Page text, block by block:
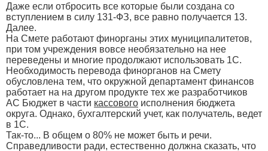
Даже если отбросить все которые были создана со
вступлением в силу 131-ФЗ, все равно получается 13.
Далее.
На Смете работают финорганы этих муниципалитетов,
при том учреждения вовсе необязательно на нее
переведены и многие продолжают использовать 1С.
Необходимость перевода финорганов на Смету
обусловлена тем, что окружной департамент финансов
работает на на другом продукте тех же разработчиков
АС Бюджет в части кассового исполнения бюджета
округа. Однако, бухгалтерский учет, как получатель, ведет
в 1С.
Так-то... В общем о 80% не может быть и речи.
Справедливости ради, естественно должна сказать, что